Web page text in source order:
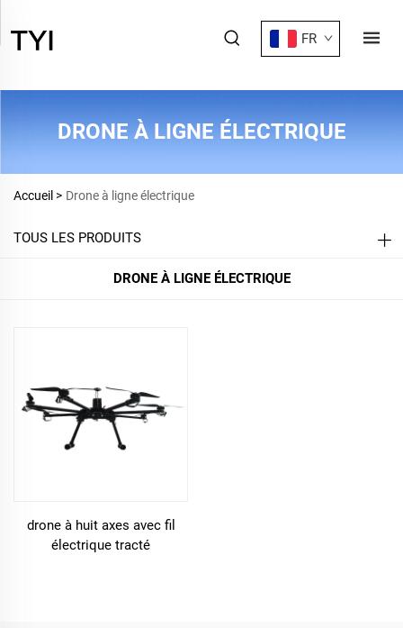
FR
DRONE À LIGNE ÉLECTRIQUE
Accueil > Drone à ligne électrique
TOUS LES PRODUITS
DRONE À LIGNE ÉLECTRIQUE
drone à huit axes avec fil
électrique tracté